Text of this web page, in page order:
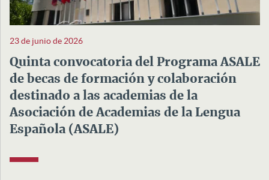
23 de junio de 2026
Quinta convocatoria del Programa ASALE
de becas de formación y colaboración
destinado a las academias de la
Asociación de Academias de la Lengua
Española (ASALE)